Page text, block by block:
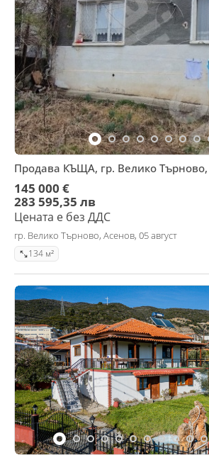
Продава КЪЩА, гр. Велико
145 000 €
283 595,35 лв
Цената е без ДДС
гр. Велико Търново, Асенов, 05 август
134 м²